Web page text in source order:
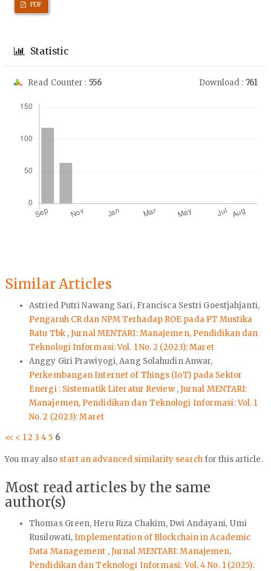
PDF
Statistic
Read Counter : 556 Download : 761
Similar Articles
Astried Putri Nawang Sari, Francisca Sestri Goestjahjanti,
Pengaruh CR dan NPM Terhadap ROE pada PT Mustika
Ratu Tbk ,Jurnal MENTARI: Manajemen, Pendidikan dan
Teknologi Informasi: Vol. 1 No. 2 (2023): Maret
Anggy Giri Prawiyogi, Aang Solahudin Anwar,
Perkembangan Internet of Things (IoT) pada Sektor
Energi : Sistematik Literatur Review ,Jurnal MENTARI:
Manajemen, Pendidikan dan Teknologi Informasi: Vol. 1
No. 2 (2023): Maret
<< < 12 3 4 5 6
You may also start an advanced similarity searchfor this article.
Most read articles by the same
author(s)
Thomas Green, Heru Riza Chakim, Dwi Andayani, Umi
Rusilowati,Implementation of Blockchain in Academic
Data Management ,Jurnal MENTARI: Manajemen,
Pendidikan dan Teknologi Informasi: Vol. 4 No. 1 (2025):